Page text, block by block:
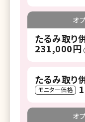
オ
たるみ取り
231,000円
たるみ取り
モニター価格
オ